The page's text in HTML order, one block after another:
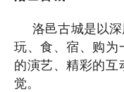
洛邑古城是以深
玩、食、宿、购为
的演艺、精彩的
觉。